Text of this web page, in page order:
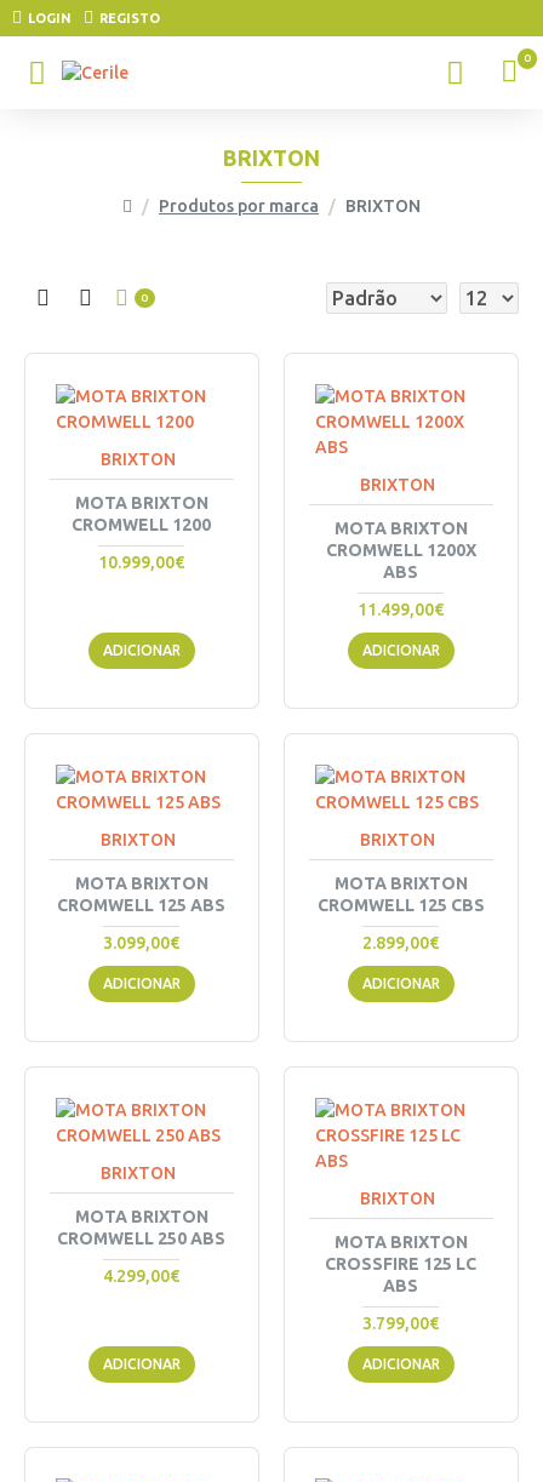
LOGIN REGISTO
0
Produtos por marca BRIXTON
BRIXTON
0
BRIXTON
MOTA BRIXTON
CROMWELL 1200
10.999,00€
ADICIONAR
BRIXTON
MOTA BRIXTON
CROMWELL 1200X
ABS
11.499,00€
ADICIONAR
BRIXTON
MOTA BRIXTON
CROMWELL 125 ABS
3.099,00€
ADICIONAR
BRIXTON
MOTA BRIXTON
CROMWELL 125 CBS
2.899,00€
ADICIONAR
BRIXTON
MOTA BRIXTON
CROMWELL 250 ABS
4.299,00€
ADICIONAR
BRIXTON
MOTA BRIXTON
CROSSFIRE 125 LC
ABS
3.799,00€
ADICIONAR